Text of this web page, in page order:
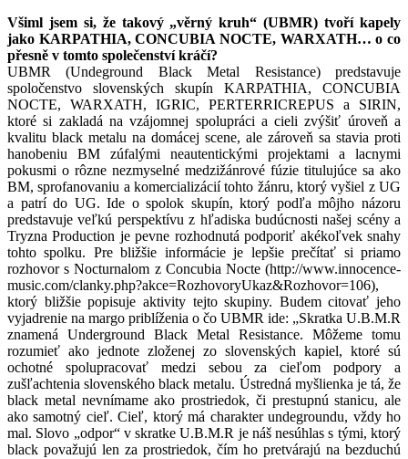
Všiml jsem si, že takový „věrný kruh“ (UBMR) tvoří kapely
jako KARPATHIA, CONCUBIA NOCTE, WARXATH… o co
přesně v tomto společenství kráčí?
UBMR (Undeground Black Metal Resistance) predstavuje
spoločenstvo slovenských skupín KARPATHIA, CONCUBIA
NOCTE, WARXATH, IGRIC, PERTERRICREPUS a SIRIN,
ktoré si zakladá na vzájomnej spolupráci a cieli zvýšiť úroveň a
kvalitu black metalu na domácej scene, ale zároveň sa stavia proti
hanobeniu BM zúfalými neautentickými projektami a lacnymi
pokusmi o rôzne nezmyselné medzižánrové fúzie titulujúce sa ako
BM, sprofanovaniu a komercializácií tohto žánru, ktorý vyšiel z UG
a patrí do UG. Ide o spolok skupín, ktorý podľa môjho názoru
predstavuje veľkú perspektívu z hľadiska budúcnosti našej scény a
Tryzna Production je pevne rozhodnutá podporiť akékoľvek snahy
tohto spolku. Pre bližšie informácie je lepšie prečítať si priamo
rozhovor s Nocturnalom z Concubia Nocte (http://www.innocence-
music.com/clanky.php?akce=RozhovoryUkaz&Rozhovor=106),
ktorý bližšie popisuje aktivity tejto skupiny. Budem citovať jeho
vyjadrenie na margo priblíženia o čo UBMR ide: „Skratka U.B.M.R
znamená Underground Black Metal Resistance. Môžeme tomu
rozumieť ako jednote zloženej zo slovenských kapiel, ktoré sú
ochotné spolupracovať medzi sebou za cieľom podpory a
zušľachtenia slovenského black metalu. Ústredná myšlienka je tá, že
black metal nevnímame ako prostriedok, či prestupnú stanicu, ale
ako samotný cieľ. Cieľ, ktorý má charakter undegroundu, vždy ho
mal. Slovo „odpor“ v skratke U.B.M.R je náš nesúhlas s tými, ktorý
black považujú len za prostriedok, čím ho pretvárajú na bezduchú